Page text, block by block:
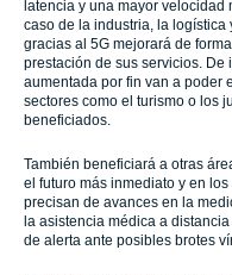
latencia y una mayor velocidad
caso de la industria, la
gracias al 5G mejorará de
prestación de sus servicios.
aumentada por fin van a poder
sectores como el turismo o los
beneficiados.
También beneficiará a otras
el futuro más inmediato y en
precisan de avances en la
la asistencia médica a
de alerta ante posibles brotes